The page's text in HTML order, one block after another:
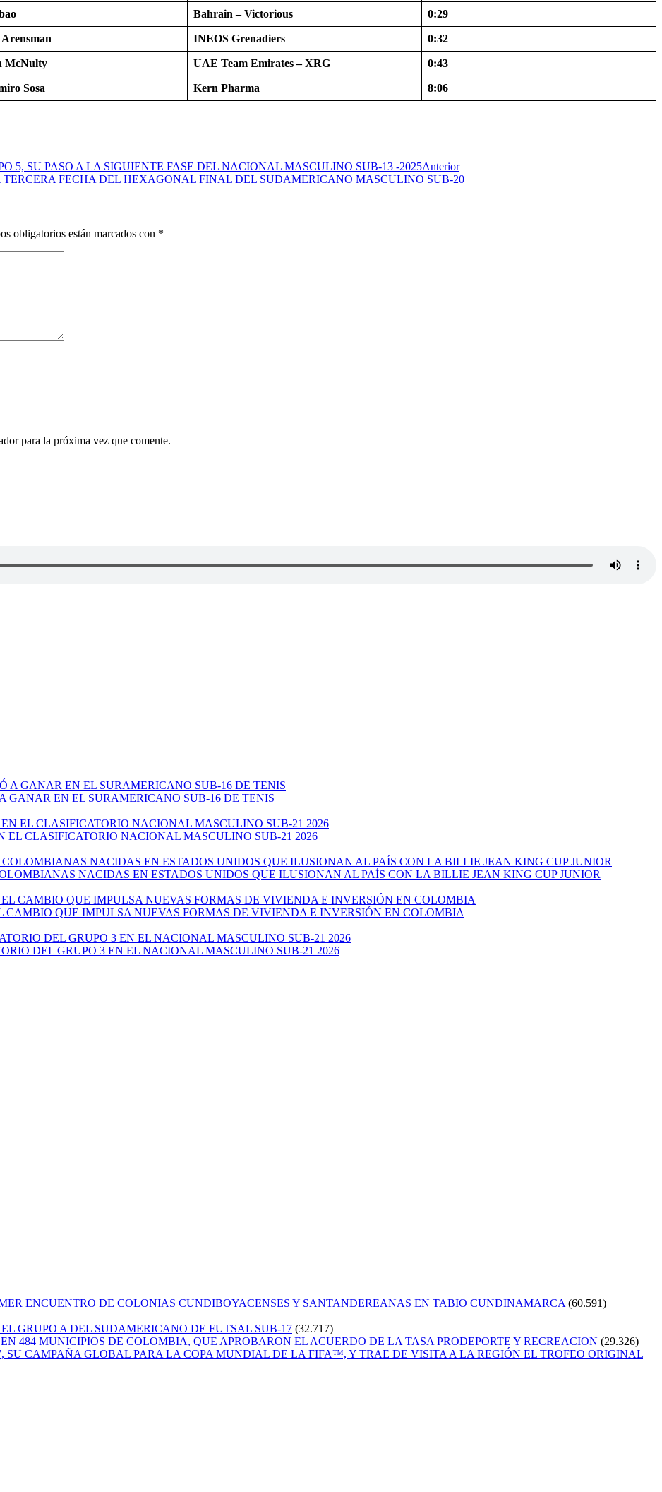
Bahrain – Victorious 0:29
INEOS Grenadiers 0:32
McNulty UAE Team Emirates – XRG 0:43
Sosa Kern Pharma 8:06
5, SU PASO A LA SIGUIENTE FASE DEL NACIONAL MASCULINO SUB-13 -2025Anterior
FECHA DEL HEXAGONAL FINAL DEL SUDAMERICANO MASCULINO SUB-20
obligatorios están marcados con *
para la próxima vez que comente.
EN EL SURAMERICANO SUB-16 DE TENIS
EL CLASIFICATORIO NACIONAL MASCULINO SUB-21 2026
NACIDAS EN ESTADOS UNIDOS QUE ILUSIONAN AL PAÍS CON LA BILLIE JEAN KING CUP JUNIOR
CAMBIO QUE IMPULSA NUEVAS FORMAS DE VIVIENDA E INVERSIÓN EN COLOMBIA
DEL GRUPO 3 EN EL NACIONAL MASCULINO SUB-21 2026
ENCUENTRO DE COLONIAS CUNDIBOYACENSES Y SANTANDEREANAS EN TABIO CUNDINAMARCA (60.591)
GRUPO A DEL SUDAMERICANO DE FUTSAL SUB-17 (32.717)
484 MUNICIPIOS DE COLOMBIA, QUE APROBARON EL ACUERDO DE LA TASA PRODEPORTE Y RECREACION (29.326)
SU CAMPAÑA GLOBAL PARA LA COPA MUNDIAL DE LA FIFA™, Y TRAE DE VISITA A LA REGIÓN EL TROFEO ORIGINAL